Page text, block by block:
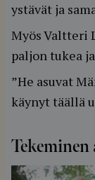
ystävät ja
Myös Valtteri
paljon tukea
”He asuvat
käynyt täällä